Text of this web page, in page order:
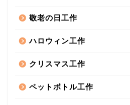
敬老の日工作
ハロウィン工作
クリスマス工作
ペットボトル工作